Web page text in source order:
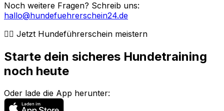
Noch weitere Fragen? Schreib uns:
hallo@hundefuehrerschein24.de
🐕‍🦺 Jetzt Hundeführerschein meistern
Starte dein sicheres Hundetraining
noch heute
Oder lade die App herunter: